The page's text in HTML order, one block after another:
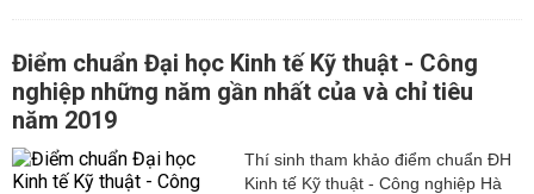
Điểm chuẩn Đại học Kinh tế Kỹ thuật - Công
nghiệp những năm gần nhất của và chỉ tiêu
năm 2019
Thí sinh tham khảo điểm chuẩn ĐH
Kinh tế Kỹ thuật - Công nghiệp Hà